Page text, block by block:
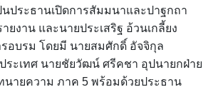
ประธานเปิดการสัมมนาและปาฐกถา
งาน และนายประเสริฐ อ้วนเกลี้ยง
อบรม โดยมี นายสมศักดิ์ อัจจิกุล
ระเทศ นายชัยวัฒน์ ศรีคชา อุปนายกฝ่าย
ายความ ภาค 5 พร้อมด้วยประธาน